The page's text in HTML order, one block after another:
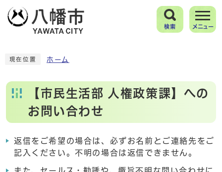
検索 メニュー
現在位置 ホーム
【市民生活部 人権政策課】への
お問い合わせ
返信をご希望の場合は、必ずお名前とご連絡先をご
記入ください。不明の場合は返信できません。
また、セールス・勧誘や、趣旨不明な問い合わせに